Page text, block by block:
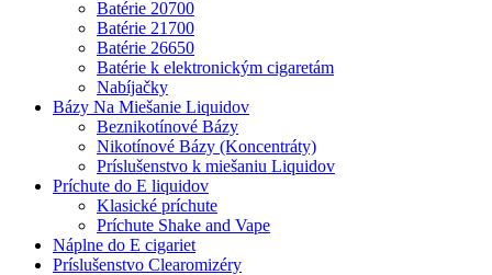
Batérie 20700
Batérie 21700
Batérie 26650
Batérie k elektronickým cigaretám
Nabíjačky
Bázy Na Miešanie Liquidov
Beznikotínové Bázy
Nikotínové Bázy (Koncentráty)
Príslušenstvo k miešaniu Liquidov
Príchute do E liquidov
Klasické príchute
Príchute Shake and Vape
Náplne do E cigariet
Príslušenstvo Clearomizéry